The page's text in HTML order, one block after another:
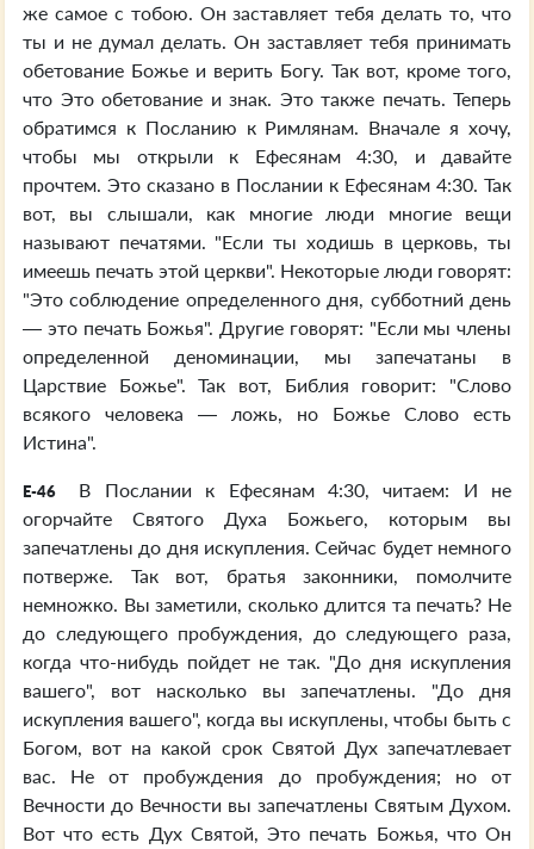
же самое с тобою. Он заставляет тебя делать то, что
ты и не думал делать. Он заставляет тебя принимать
обетование Божье и верить Богу. Так вот, кроме того,
что Это обетование и знак. Это также печать. Теперь
обратимся к Посланию к Римлянам. Вначале я хочу,
чтобы мы открыли к Ефесянам 4:30, и давайте
прочтем. Это сказано в Послании к Ефесянам 4:30. Так
вот, вы слышали, как многие люди многие вещи
называют печатями. "Если ты ходишь в церковь, ты
имеешь печать этой церкви". Некоторые люди говорят:
"Это соблюдение определенного дня, субботний день
— это печать Божья". Другие говорят: "Если мы члены
определенной деноминации, мы запечатаны в
Царствие Божье". Так вот, Библия говорит: "Слово
всякого человека — ложь, но Божье Слово есть
Истина".
E-46
В Послании к Ефесянам 4:30, читаем: И не
огорчайте Святого Духа Божьего, которым вы
запечатлены до дня искупления. Сейчас будет немного
потверже. Так вот, братья законники, помолчите
немножко. Вы заметили, сколько длится та печать? Не
до следующего пробуждения, до следующего раза,
когда что-нибудь пойдет не так. "До дня искупления
вашего", вот насколько вы запечатлены. "До дня
искупления вашего", когда вы искуплены, чтобы быть с
Богом, вот на какой срок Святой Дух запечатлевает
вас. Не от пробуждения до пробуждения; но от
Вечности до Вечности вы запечатлены Святым Духом.
Вот что есть Дух Святой, Это печать Божья, что Он